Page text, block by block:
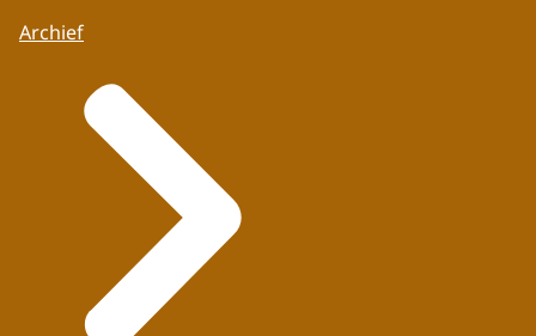
Archief